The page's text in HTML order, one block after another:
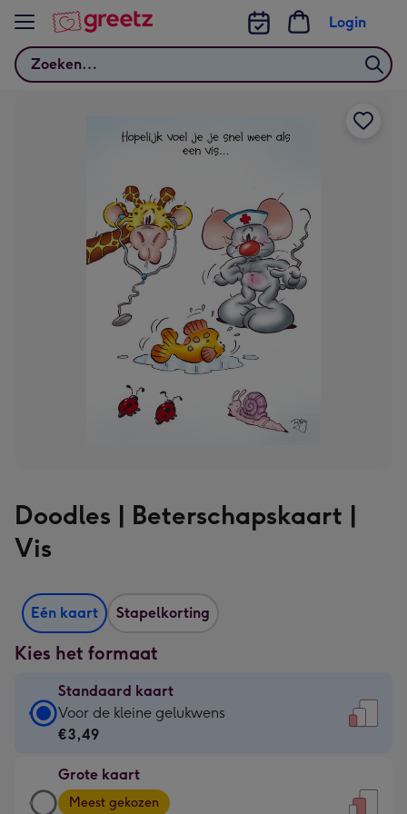
Bekijk meer
Zoeken
Login
Doodles | Beterschapskaart |
Vis
Eén kaart Stapelkorting
Kies het formaat
Standaard kaart
Standaard
kaart
€3,49
-
Voor de kleine gelukwens
€3,49
Grote kaart
Grote
Meest gekozen